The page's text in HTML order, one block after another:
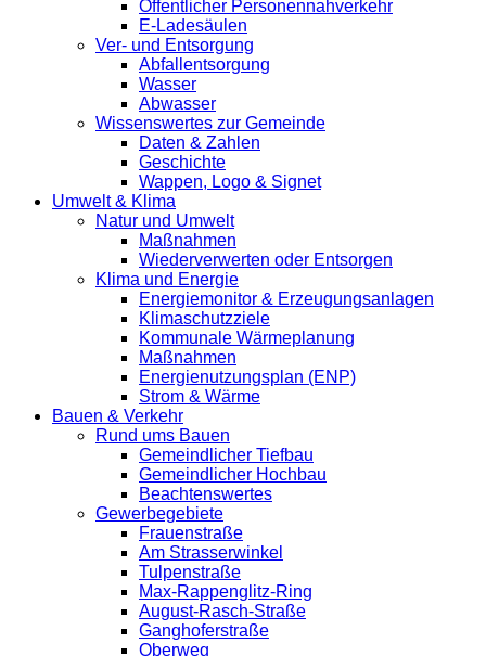
Öffentlicher Personennahverkehr
E-Ladesäulen
Ver- und Entsorgung
Abfallentsorgung
Wasser
Abwasser
Wissenswertes zur Gemeinde
Daten & Zahlen
Geschichte
Wappen, Logo & Signet
Umwelt & Klima
Natur und Umwelt
Maßnahmen
Wiederverwerten oder Entsorgen
Klima und Energie
Energiemonitor & Erzeugungsanlagen
Klimaschutzziele
Kommunale Wärmeplanung
Maßnahmen
Energienutzungsplan (ENP)
Strom & Wärme
Bauen & Verkehr
Rund ums Bauen
Gemeindlicher Tiefbau
Gemeindlicher Hochbau
Beachtenswertes
Gewerbegebiete
Frauenstraße
Am Strasserwinkel
Tulpenstraße
Max-Rappenglitz-Ring
August-Rasch-Straße
Ganghoferstraße
Oberweg